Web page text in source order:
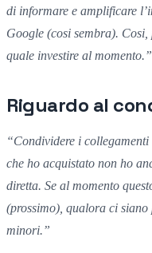
di informare e amplificare
Google (cosi sembra). Cosi,
quale investire al momento.”
Riguardo al
“Condividere i collegamenti
che ho acquistato non ho
diretta. Se al momento
(prossimo), qualora ci siano
minori.”